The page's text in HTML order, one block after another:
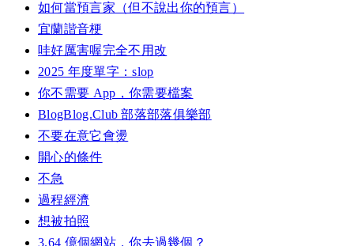
如何當預言家（但不說出你的預言）
宜蘭諧音梗
哇好厲害喔完全不用改
2025 年度單字：slop
你不需要 App，你需要檔案
BlogBlog.Club 部落部落俱樂部
不要在意它會燙
開心的條件
不急
過程經濟
想被拍照
3.64 億個網站，你去過幾個？